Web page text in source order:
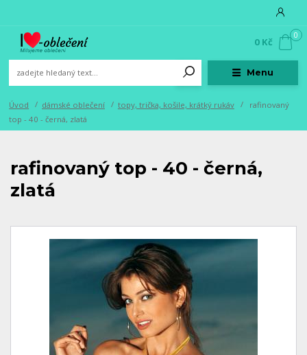
Menu
0
0 Kč
Úvod dámské oblečení topy, trička, košile, krátký rukáv
rafinovaný
top - 40 - černá, zlatá
rafinovaný top - 40 - černá,
zlatá